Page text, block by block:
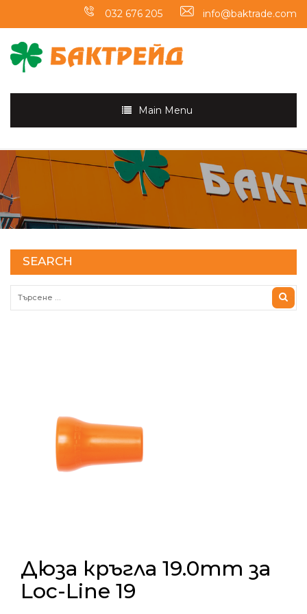
032 676 205 info@baktrade.com
Main Menu
SEARCH
Дюза кръгла 19.0mm за
Loc-Line 19